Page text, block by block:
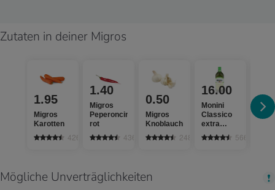
Zutaten in deiner Migros
1.95
Migros
Karotten
4263
1.40
Migros
Peperoncini
rot
436
0.50
Migros
Knoblauch
2484
16.00
Monini
Classico
extra
vergine
566
M-
Mögliche Unverträglichkeiten